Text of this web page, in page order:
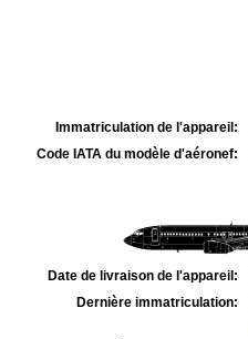
Immatriculation de l'appareil:
Code IATA du modèle d'aéronef:
Date de livraison de l'appareil:
Dernière immatriculation: